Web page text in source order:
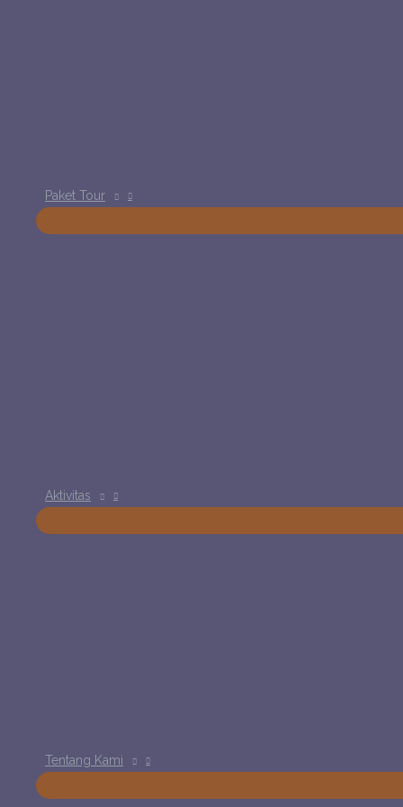
Paket Tour
Aktivitas
Tentang Kami